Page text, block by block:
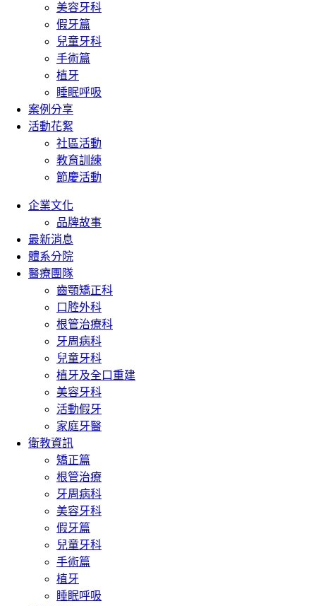
美容牙科
假牙篇
兒童牙科
手術篇
植牙
睡眠呼吸
案例分享
活動花絮
社區活動
教育訓練
節慶活動
企業文化
品牌故事
最新消息
體系分院
醫療團隊
齒顎矯正科
口腔外科
根管治療科
牙周病科
兒童牙科
植牙及全口重建
美容牙科
活動假牙
家庭牙醫
衛教資訊
矯正篇
根管治療
牙周病科
美容牙科
假牙篇
兒童牙科
手術篇
植牙
睡眠呼吸